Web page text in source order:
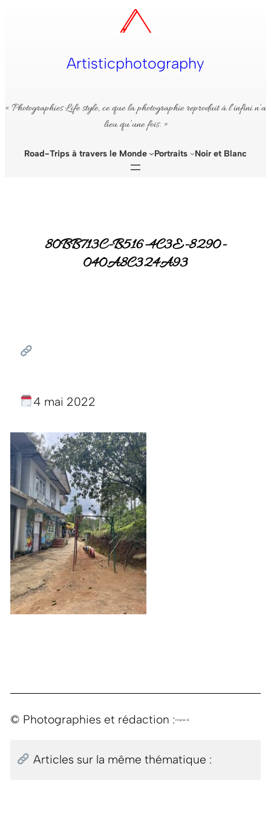
Artisticphotography
« Photographies Life style, ce que la photographie reproduit à l’infini n’a
lieu qu’une fois. »
Road-Trips à travers le Monde Portraits Noir et Blanc
80BB713C-B516-4C3E-8290-
040A8C324A93
4 mai 2022
© Photographies et rédaction :Virginie B.
Articles sur la même thématique :